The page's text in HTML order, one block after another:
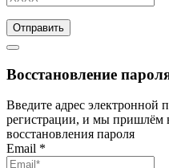
Отправить
Восстановление
Введите адрес электронной
регистрации, и мы пришлём
восстановления пароля
Email *